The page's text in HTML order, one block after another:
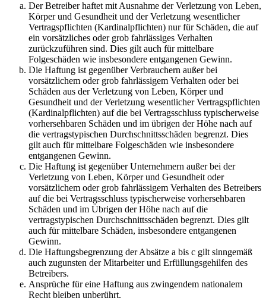
Der Betreiber haftet mit Ausnahme der Verletzung von Leben,
Körper und Gesundheit und der Verletzung wesentlicher
Vertragspflichten (Kardinalpflichten) nur für Schäden, die auf
ein vorsätzliches oder grob fahrlässiges Verhalten
zurückzuführen sind. Dies gilt auch für mittelbare
Folgeschäden wie insbesondere entgangenen Gewinn.
Die Haftung ist gegenüber Verbrauchern außer bei
vorsätzlichem oder grob fahrlässigem Verhalten oder bei
Schäden aus der Verletzung von Leben, Körper und
Gesundheit und der Verletzung wesentlicher Vertragspflichten
(Kardinalpflichten) auf die bei Vertragsschluss typischerweise
vorhersehbaren Schäden und im übrigen der Höhe nach auf
die vertragstypischen Durchschnittsschäden begrenzt. Dies
gilt auch für mittelbare Folgeschäden wie insbesondere
entgangenen Gewinn.
Die Haftung ist gegenüber Unternehmern außer bei der
Verletzung von Leben, Körper und Gesundheit oder
vorsätzlichem oder grob fahrlässigem Verhalten des Betreibers
auf die bei Vertragsschluss typischerweise vorhersehbaren
Schäden und im Übrigen der Höhe nach auf die
vertragstypischen Durchschnittsschäden begrenzt. Dies gilt
auch für mittelbare Schäden, insbesondere entgangenen
Gewinn.
Die Haftungsbegrenzung der Absätze a bis c gilt sinngemäß
auch zugunsten der Mitarbeiter und Erfüllungsgehilfen des
Betreibers.
Ansprüche für eine Haftung aus zwingendem nationalem
Recht bleiben unberührt.